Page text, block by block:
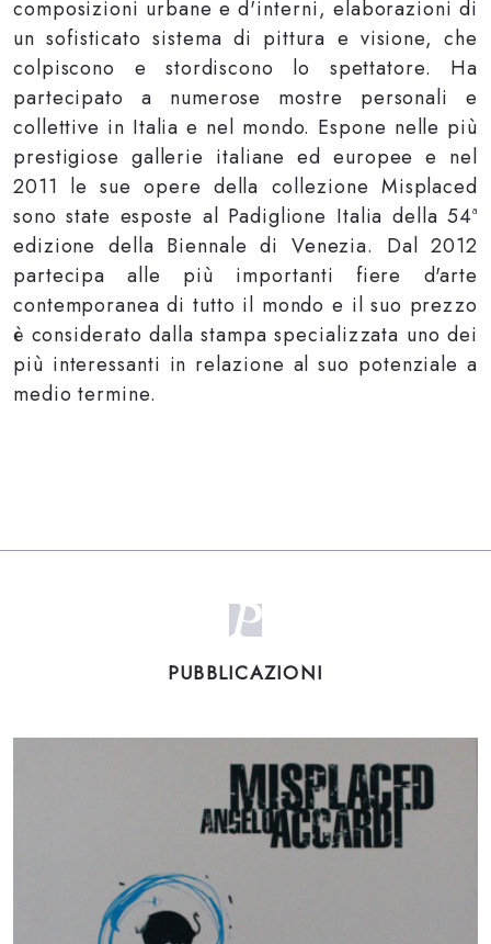
composizioni urbane e d'interni, elaborazioni di
un sofisticato sistema di pittura e visione, che
colpiscono e stordiscono lo spettatore. Ha
partecipato a numerose mostre personali e
collettive in Italia e nel mondo. Espone nelle più
prestigiose gallerie italiane ed europee e nel
2011 le sue opere della collezione Misplaced
sono state esposte al Padiglione Italia della 54ª
edizione della Biennale di Venezia. Dal 2012
partecipa alle più importanti fiere d'arte
contemporanea di tutto il mondo e il suo prezzo
è considerato dalla stampa specializzata uno dei
più interessanti in relazione al suo potenziale a
medio termine.
PUBBLICAZIONI